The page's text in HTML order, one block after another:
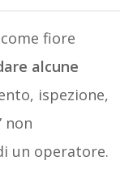
fiore
alcune
ispezione,
non
un operatore.